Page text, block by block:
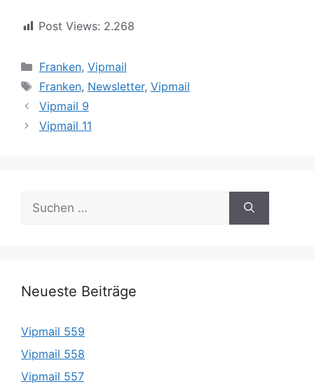
Post Views: 2.268
Kategorien
Franken, Vipmail
Schlagwörter
Franken, Newsletter, Vipmail
Vipmail 9
Vipmail 11
Suche
nach:
Neueste Beiträge
Vipmail 559
Vipmail 558
Vipmail 557